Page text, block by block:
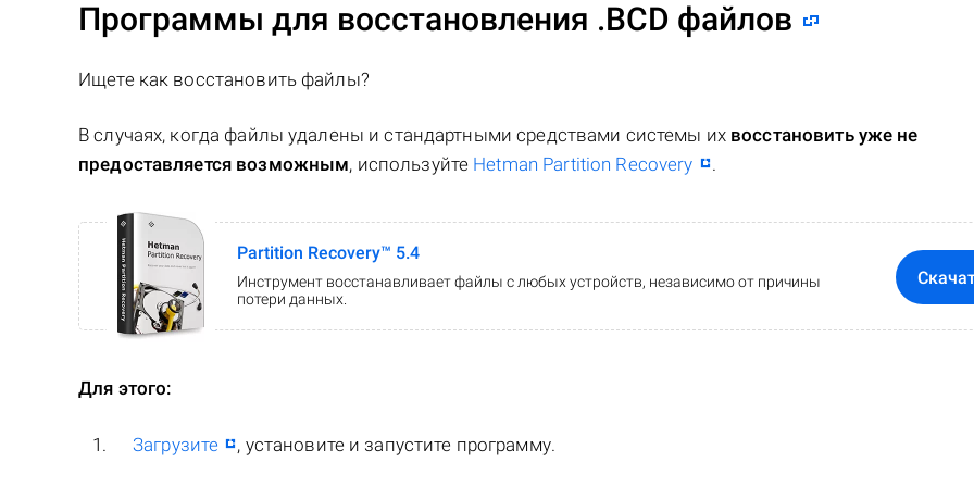
Программы для восстановления .BCD файлов
Ищете как восстановить файлы?
В случаях, когда файлы удалены и стандартными средствами системы их восстановить уже не
предоставляется возможным, используйте Hetman Partition Recovery .
Partition Recovery™ 5.4
Инструмент восстанавливает файлы с любых устройств, независимо от причины
потери данных.
Для этого:
Загрузите , установите и запустите программу.